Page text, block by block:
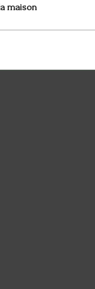
maison